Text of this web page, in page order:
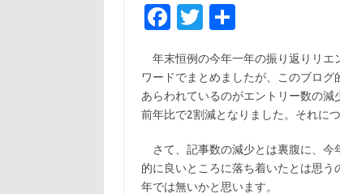
Fa
e
b
o
o
k
T
it
te
r
年末恒例の今年一年の振り返りリエ
ワードでまとめましたが、このブロ
あらわれているのがエントリー数の減
前年比で2割減となりました。それに
さて、記事数の減少とは裏腹に、今
的に良いところに落ち着いたとは思
年では無いかと思います。